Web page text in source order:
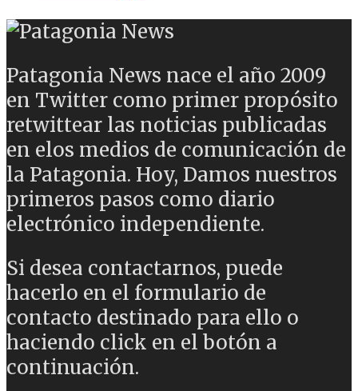
Patagonia News nace el año 2009
en Twitter como primer propósito
retwittear las noticias publicadas
en elos medios de comunicación de
la Patagonia. Hoy, Damos nuestros
primeros pasos como diario
electrónico independiente.
Si desea contactarnos, puede
hacerlo en el formulario de
contacto destinado para ello o
haciendo click en el botón a
continuación.